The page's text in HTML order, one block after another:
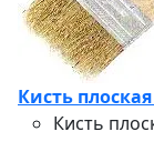
Кисть
Кисть